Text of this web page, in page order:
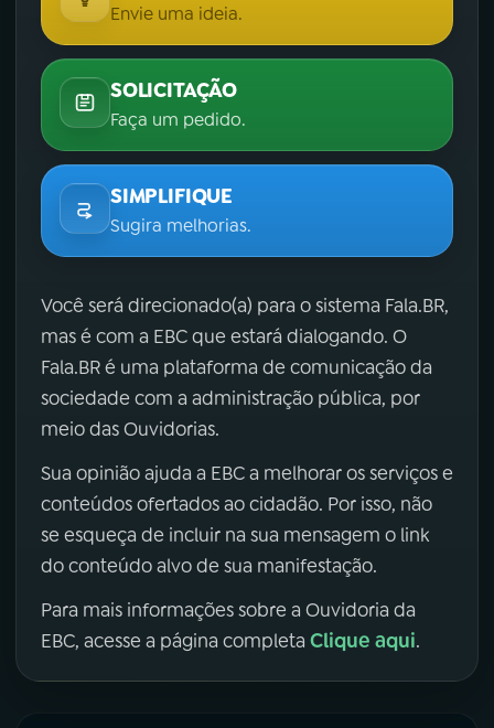
Envie uma ideia.
SOLICITAÇÃO
Faça um pedido.
SIMPLIFIQUE
Sugira melhorias.
Você será direcionado(a) para o sistema Fala.BR,
mas é com a EBC que estará dialogando. O
Fala.BR é uma plataforma de comunicação da
sociedade com a administração pública, por
meio das Ouvidorias.
Sua opinião ajuda a EBC a melhorar os serviços e
conteúdos ofertados ao cidadão. Por isso, não
se esqueça de incluir na sua mensagem o link
do conteúdo alvo de sua manifestação.
Para mais informações sobre a Ouvidoria da
EBC, acesse a página completa Clique aqui.